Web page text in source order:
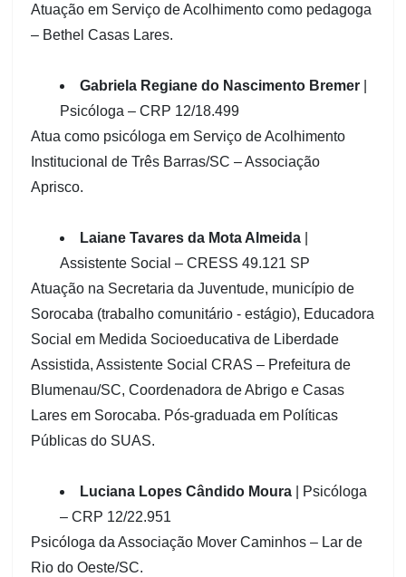
Atuação em Serviço de Acolhimento como pedagoga
– Bethel Casas Lares.
Gabriela Regiane do Nascimento Bremer
Psicóloga – CRP 12/18.499
Atua como psicóloga em Serviço de Acolhimento
Institucional de Três Barras/SC – Associação
Aprisco.
Laiane Tavares da Mota Almeida
Assistente Social – CRESS 49.121 SP
Atuação na Secretaria da Juventude, município de
Sorocaba (trabalho comunitário - estágio), Educadora
Social em Medida Socioeducativa de Liberdade
Assistida, Assistente Social CRAS – Prefeitura de
Blumenau/SC, Coordenadora de Abrigo e Casas
Lares em Sorocaba. Pós-graduada em Políticas
Públicas do SUAS.
Luciana Lopes Cândido Moura
| Psicóloga
– CRP 12/22.951
Psicóloga da Associação Mover Caminhos – Lar de
Rio do Oeste/SC.